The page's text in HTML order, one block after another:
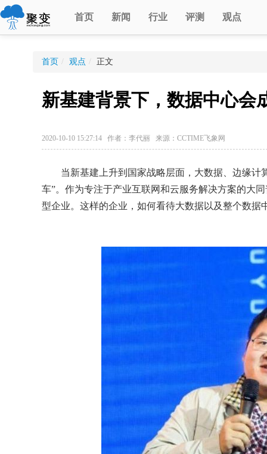
首页 新闻 行业 评测 观点
首页 / 观点 / 正文
新基建背景下，数据中心会
2020-10-10 15:27:14 作者：李代丽 来源：CCTIME飞象网
当新基建上升到国家战略层面，大数据、边缘计
车”。作为专注于产业互联网和云服务解决方案的大
型企业。这样的企业，如何看待大数据以及整个数据